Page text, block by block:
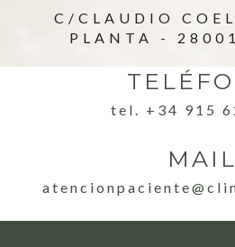
C/CLAUDIO
PLANTA -
tel. +34 915
MAIL